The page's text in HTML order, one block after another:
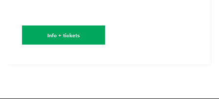
Info + tickets